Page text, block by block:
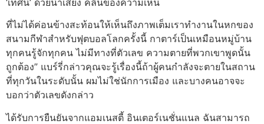
ที่ไม่ได้ค่อนข้างสะท้อนให้เห็นถึงภาพเต็มเราทํางานในหกของ
สนามกีฬาสําหรับฟุตบอลโลกครั้งนี้ กาตาร์เป็นเหมือนหมู่บ้าน
ทุกคนรู้จักทุกคน ไม่มีทางที่ตัวเลข ความตายที่พวกเขาพูดนั้น
ถูกต้อง” แบร์รี่กล่าวคุณจะรู้เรื่องนี้ถ้าผู้คนกําลังจะตายในสถาน
ที่ทุกวันในระดับนั้น ผมไม่ใช่นักการเมือง และบางคนอาจจะ
บอกว่าตัวเลขดังกล่าว
ได้รับการยืนยันจากแอมเนสตี้ อินเตอร์เนชั่นแนล ฉันสามารถ